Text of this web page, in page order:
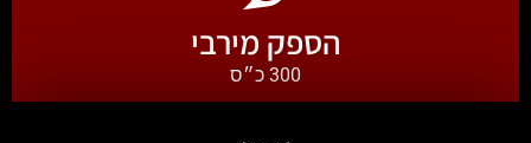
הספק מירבי
300 כ״ס